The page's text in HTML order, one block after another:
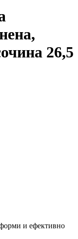
26,5
и ефективно